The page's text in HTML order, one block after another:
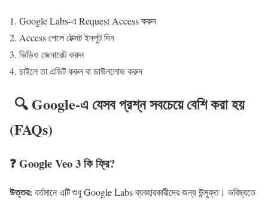
Google Labs-এ Request Access করুন
Access পেলে টেক্সট ইনপুট দিন
ভিডিও জেনারেট করুন
চাইলে তা এডিট করুন বা ডাউনলোড করুন
🔍 Google-এ যেসব প্রশ্ন সবচেয়ে বেশি করা হয়
(FAQs)
❓ Google Veo 3 কি ফ্রি?
উত্তর: বর্তমানে এটি শুধু Google Labs ব্যবহারকারীদের জন্য উন্মুক্ত। ভবিষ্যতে